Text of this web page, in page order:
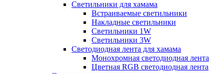
Светильники для хамама
Встраиваемые светильники
Накладные светильники
Светильники 1W
Светильники 3W
Светодиодная лента для хамама
Монохромная светодиодная лента
Цветная RGB светодиодная лента